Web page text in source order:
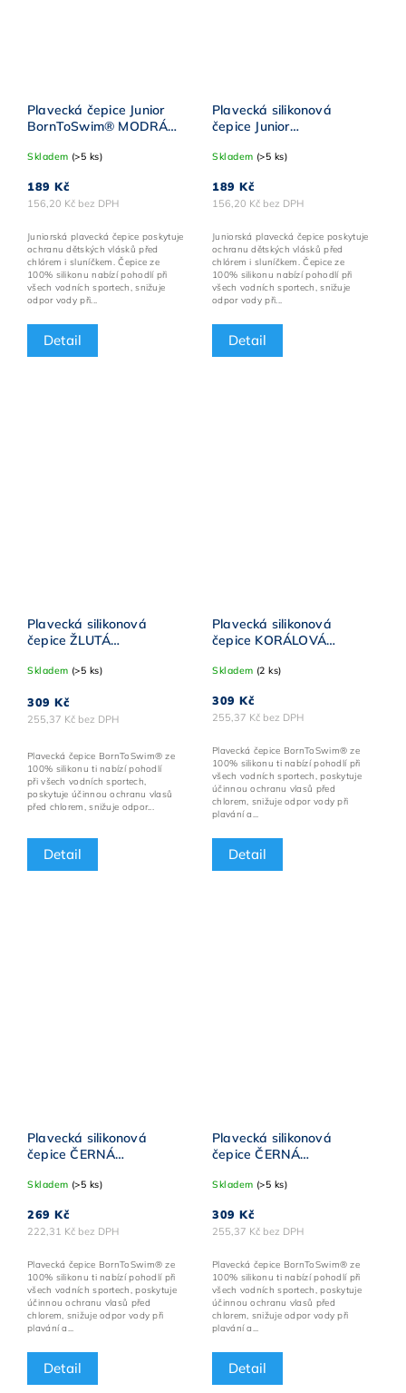
Plavecká čepice Junior
BornToSwim® MODRÁ
Skladem (>5 ks)
156,20 Kč bez DPH
189 Kč
Detail
Juniorská plavecká čepice poskytuje
ochranu dětských vlásků před
chlórem i sluníčkem. Čepice ze
100% silikonu nabízí pohodlí při
všech vodních sportech, snižuje
odpor vody při...
Plavecká silikonová
čepice Junior
VLNY
Skladem (>5 ks)
156,20 Kč bez DPH
189 Kč
Detail
Juniorská plavecká čepice poskytuje
ochranu dětských vlásků před
chlórem i sluníčkem. Čepice ze
100% silikonu nabízí pohodlí při
všech vodních sportech, snižuje
odpor vody při...
Plavecká silikonová
čepice ŽLUTÁ
BÍLÝM logem
Skladem (>5 ks)
255,37 Kč bez DPH
309 Kč
Detail
Plavecká čepice BornToSwim® ze
100% silikonu ti nabízí pohodlí
při všech vodních sportech,
poskytuje účinnou ochranu vlasů
před chlorem, snižuje odpor...
Plavecká silikonová
čepice KORÁLOVÁ
MÁTOVO-BÍLÝM logem
Skladem (2 ks)
255,37 Kč bez DPH
309 Kč
Detail
Plavecká čepice BornToSwim® ze
100% silikonu ti nabízí pohodlí při
všech vodních sportech, poskytuje
účinnou ochranu vlasů před
chlorem, snižuje odpor vody při
plavání a...
Plavecká silikonová
čepice ČERNÁ
ŽLUTÉ logo
Skladem (>5 ks)
222,31 Kč bez DPH
269 Kč
Detail
Plavecká čepice BornToSwim® ze
100% silikonu ti nabízí pohodlí při
všech vodních sportech, poskytuje
účinnou ochranu vlasů před
chlorem, snižuje odpor vody při
plavání a...
Plavecká silikonová
čepice ČERNÁ
RŮŽOVO-MÁTOVÝM
Skladem (>5 ks)
255,37 Kč bez DPH
309 Kč
Detail
Plavecká čepice BornToSwim® ze
100% silikonu ti nabízí pohodlí při
všech vodních sportech, poskytuje
účinnou ochranu vlasů před
chlorem, snižuje odpor vody při
plavání a...